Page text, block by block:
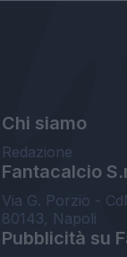
Chi siamo
Redazione
Fantacalcio
Via G. Porzio -
80143, Napoli
Pubblicità su